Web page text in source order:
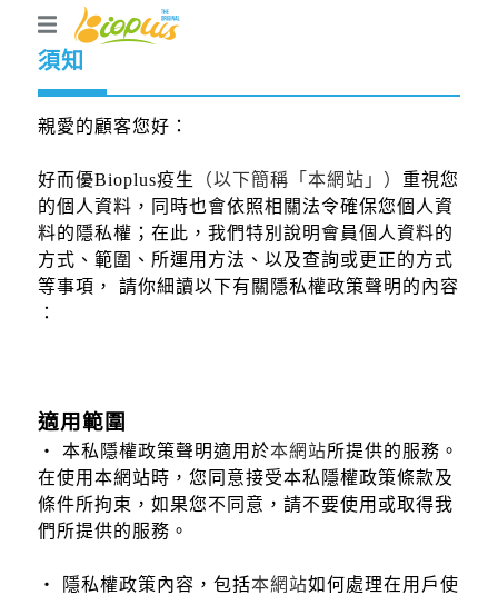
須知
親愛的顧客您好：
好而優Bioplus疫生 （以下簡稱「本網站」） 重視您
的個人資料，同時也會依照相關法令確保您個人資
料的隱私權；在此，我們特別說明會員個人資料的
方式、範圍、所運用方法、以及查詢或更正的方式
等事項， 請你細讀以下有關隱私權政策聲明的內容
：
適用範圍
‧ 本私隱權政策聲明適用於本網站所提供的服務。
在使用本網站時，您同意接受本私隱權政策條款及
條件所拘束，如果您不同意，請不要使用或取得我
們所提供的服務。
‧ 隱私權政策內容，包括本網站如何處理在用戶使